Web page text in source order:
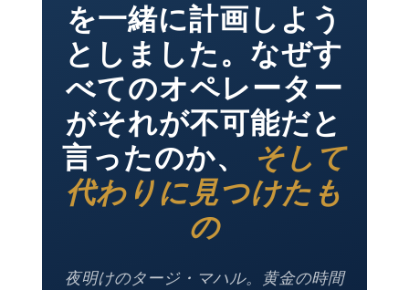
を一緒に計画しよう
としました。なぜす
べてのオペレーター
がそれが不可能だと
言ったのか、
そして
代わりに見つけたも
の
夜明けのタージ・マハル。黄金の時間